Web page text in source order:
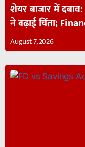
शेयर बाजार में
ने बढ़ाई चिंता;
August 7, 2026